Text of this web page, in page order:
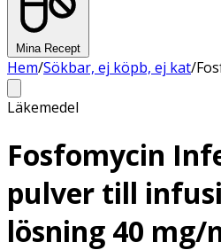
Mina Recept
Hem/Sökbar, ej köpb, ej kat/
Läkemedel
Fosfomycin
pulver till
lösning 40 mg/